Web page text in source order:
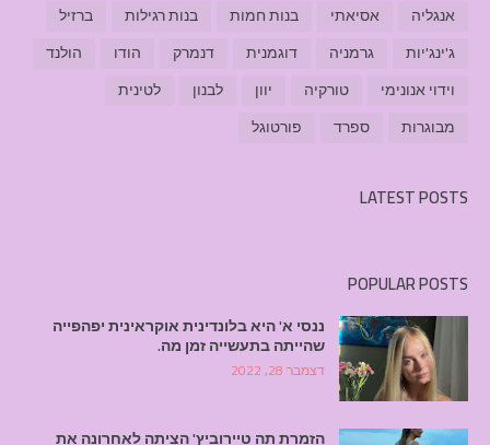
אנגליה
אסיאתי בנות חמות בנות רגילות
ברזיל
ג'ינג'יות
גרמניה דוגמנית דנמרק הודו
הולנד
וידוי אנונימי
טורקיה יוון לבנון
לטינית
מבוגרות
ספרד פורטוגל
LATEST POSTS
POPULAR POSTS
ננסי א' היא בלונדינית אוקראינית יפהפייה
שהייתה בתעשייה זמן מה.
דצמבר 28, 2022
הזמרת תה טיירוביץ' הציתה לאחרונה את